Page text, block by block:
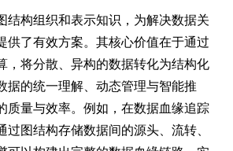
结构组织和表示知识，为解决数据关
供了有效方案。其核心价值在于通过
，将分散、异构的数据转化为结构化
据的统一理解、动态管理与智能推
质量与效率。例如，在数据血缘追踪
图结构存储数据间的源头、流转、